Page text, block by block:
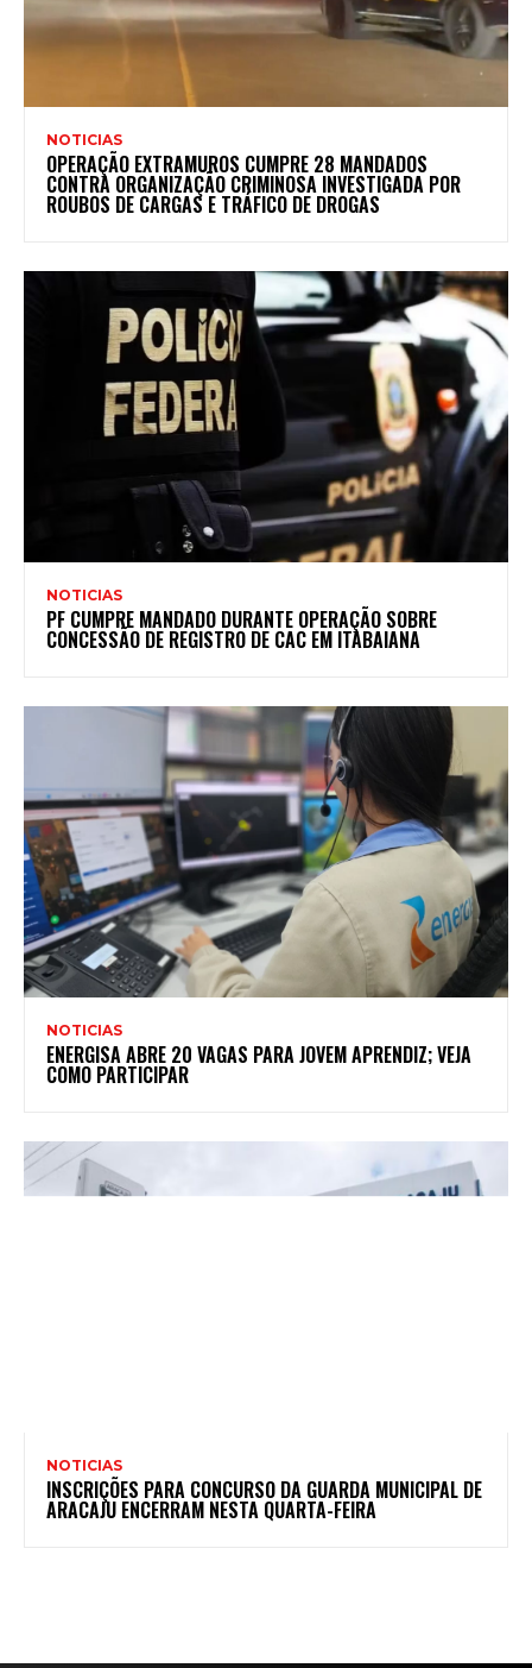
NOTICIAS
OPERAÇÃO EXTRAMUROS CUMPRE 28 MANDADOS
CONTRA ORGANIZAÇÃO CRIMINOSA INVESTIGADA POR
ROUBOS DE CARGAS E TRÁFICO DE DROGAS
NOTICIAS
PF CUMPRE MANDADO DURANTE OPERAÇÃO SOBRE
CONCESSÃO DE REGISTRO DE CAC EM ITABAIANA
NOTICIAS
ENERGISA ABRE 20 VAGAS PARA JOVEM APRENDIZ; VEJA
COMO PARTICIPAR
NOTICIAS
INSCRIÇÕES PARA CONCURSO DA GUARDA MUNICIPAL DE
ARACAJU ENCERRAM NESTA QUARTA-FEIRA